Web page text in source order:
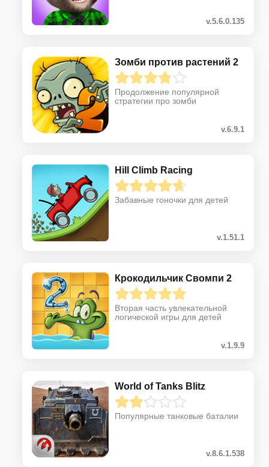
v.5.6.0.135
Зомби против растений 2
Продолжение популярной
стратегии про зомби
v.6.9.1
Hill Climb Racing
Забавные гоночки для детей
v.1.51.1
Крокодильчик Свомпи 2
Вторая часть увлекательной
логической игры для детей
v.1.9.9
World of Tanks Blitz
Популярные танковые баталии
v.8.6.1.538